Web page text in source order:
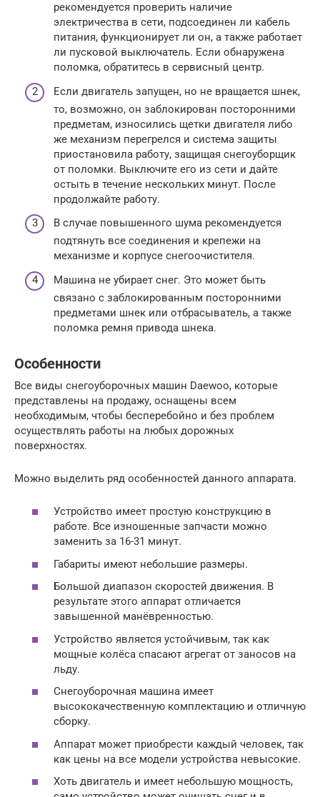
рекомендуется проверить наличие
электричества в сети, подсоединен ли кабель
питания, функционирует ли он, а также работает
ли пусковой выключатель. Если обнаружена
поломка, обратитесь в сервисный центр.
Если двигатель запущен, но не вращается шнек,
то, возможно, он заблокирован посторонними
предметам, износились щетки двигателя либо
же механизм перегрелся и система защиты
приостановила работу, защищая снегоуборщик
от поломки. Выключите его из сети и дайте
остыть в течение нескольких минут. После
продолжайте работу.
В случае повышенного шума рекомендуется
подтянуть все соединения и крепежи на
механизме и корпусе снегоочистителя.
Машина не убирает снег. Это может быть
связано с заблокированным посторонними
предметами шнек или отбрасыватель, а также
поломка ремня привода шнека.
Особенности
Все виды снегоуборочных машин Daewoo, которые
представлены на продажу, оснащены всем
необходимым, чтобы бесперебойно и без проблем
осуществлять работы на любых дорожных
поверхностях.
Можно выделить ряд особенностей данного аппарата.
Устройство имеет простую конструкцию в
работе. Все изношенные запчасти можно
заменить за 16-31 минут.
Габариты имеют небольшие размеры.
Большой диапазон скоростей движения. В
результате этого аппарат отличается
завышенной манёвренностью.
Устройство является устойчивым, так как
мощные колёса спасают агрегат от заносов на
льду.
Снегоуборочная машина имеет
высококачественную комплектацию и отличную
сборку.
Аппарат может приобрести каждый человек, так
как цены на все модели устройства невысокие.
Хоть двигатель и имеет небольшую мощность,